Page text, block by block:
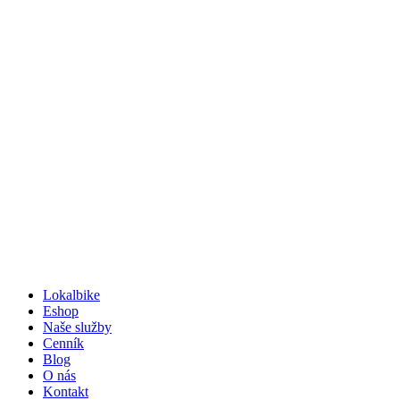
Lokalbike
Eshop
Naše služby
Cenník
Blog
O nás
Kontakt